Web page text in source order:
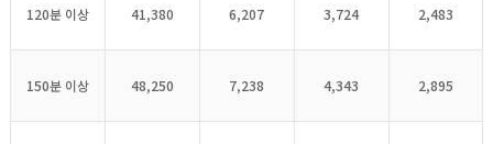
120분 이상 41,380 6,207 3,724 2,483
150분 이상 48,250 7,238 4,343 2,895